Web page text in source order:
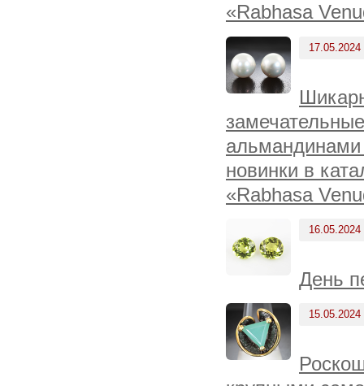
«Rabhasa
17.05.2024
альмандинами
новинки в
«Rabhasa
16.05.2024
День
15.05.2024